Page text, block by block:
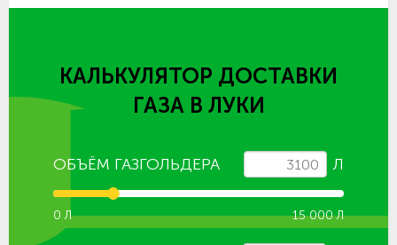
КАЛЬКУЛЯТОР ДОСТАВКИ
ГАЗА В ЛУКИ
ОБЪЁМ ГАЗГОЛЬДЕРА Л
0 Л 15 000 Л